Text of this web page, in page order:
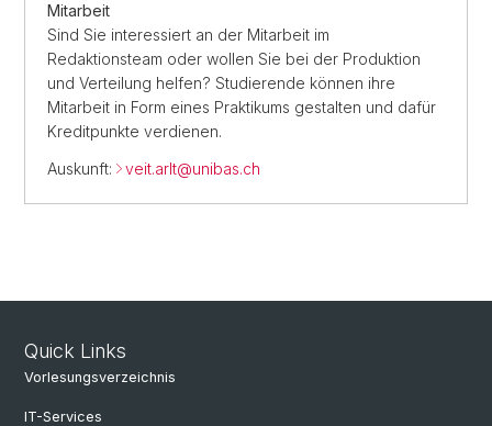
Mitarbeit
Sind Sie interessiert an der Mitarbeit im
Redaktionsteam oder wollen Sie bei der Produktion
und Verteilung helfen? Studierende können ihre
Mitarbeit in Form eines Praktikums gestalten und dafür
Kreditpunkte verdienen.
Auskunft:
veit.arlt@unibas.ch
Quick Links
Vorlesungsverzeichnis
IT-Services